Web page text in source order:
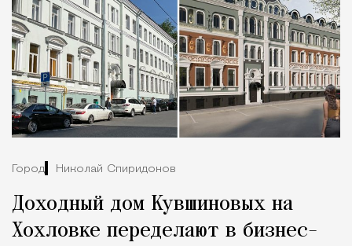
Город Николай Спиридонов
Доходный дом Кувшиновых на
Хохловке переделают в бизнес-